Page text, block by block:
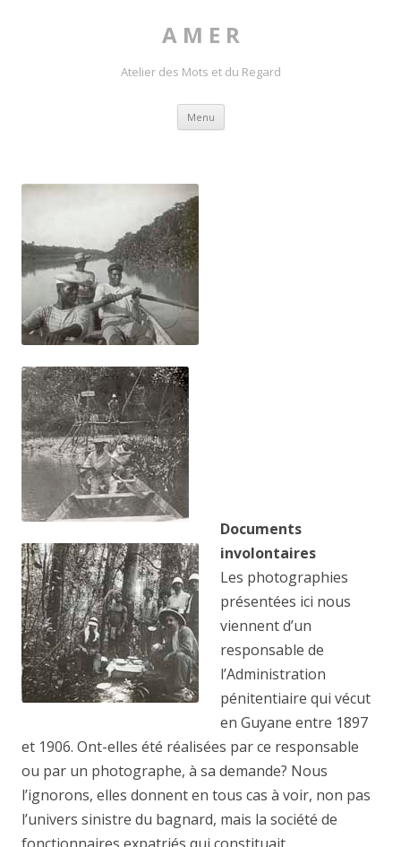
A M E R
Atelier des Mots et du Regard
Menu Skip to content
Documents
involontaires
Les photographies
présentées ici nous
viennent d’un
responsable de
l’Administration
pénitentiaire qui vécut
en Guyane entre 1897
et 1906. Ont-elles été réalisées par ce responsable
ou par un photographe, à sa demande? Nous
l’ignorons, elles donnent en tous cas à voir, non pas
l’univers sinistre du bagnard, mais la société de